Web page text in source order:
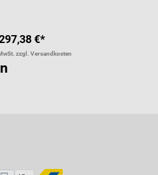
€*
zzgl. Versandkosten